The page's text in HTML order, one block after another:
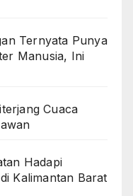
Ternyata Punya
Manusia, Ini
Cuaca
Hadapi
Kalimantan Barat